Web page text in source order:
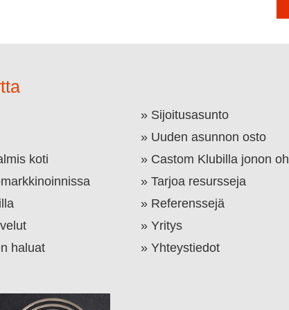
koti
haluat
Sijoitusasunto
Uuden asunnon osto
Castom Klubilla jonon
Tarjoa resursseja
Referenssejä
Yritys
Yhteystiedot